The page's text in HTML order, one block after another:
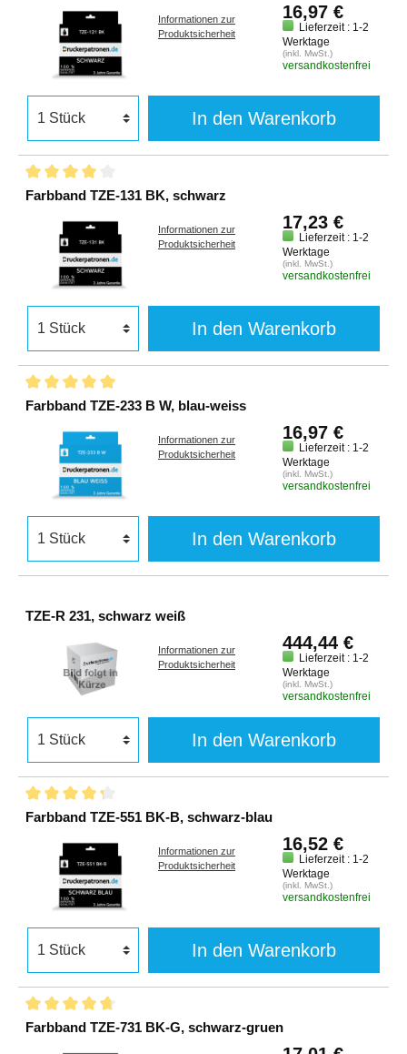
Informationen zur
Produktsicherheit
16,97 €
Lieferzeit : 1-2
Werktage
(inkl. MwSt.)
versandkostenfrei
In den Warenkorb
Farbband TZE-131 BK, schwarz
Informationen zur
Produktsicherheit
17,23 €
Lieferzeit : 1-2
Werktage
(inkl. MwSt.)
versandkostenfrei
In den Warenkorb
Farbband TZE-233 B W, blau-weiss
Informationen zur
Produktsicherheit
16,97 €
Lieferzeit : 1-2
Werktage
(inkl. MwSt.)
versandkostenfrei
In den Warenkorb
TZE-R 231, schwarz weiß
Informationen zur
Produktsicherheit
444,44 €
Lieferzeit : 1-2
Werktage
(inkl. MwSt.)
versandkostenfrei
In den Warenkorb
Farbband TZE-551 BK-B, schwarz-blau
Informationen zur
Produktsicherheit
16,52 €
Lieferzeit : 1-2
Werktage
(inkl. MwSt.)
versandkostenfrei
In den Warenkorb
Farbband TZE-731 BK-G, schwarz-gruen